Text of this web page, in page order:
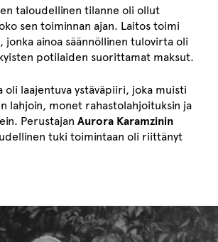
taloudellinen tilanne oli ollut
sen toiminnan ajan. Laitos toimi
jonka ainoa säännöllinen tulovirta oli
potilaiden suorittamat maksut.
oli laajentuva ystäväpiiri, joka muisti
lahjoin, monet rahastolahjoituksin ja
Perustajan Aurora Karamzinin
tuki toimintaan oli riittänyt